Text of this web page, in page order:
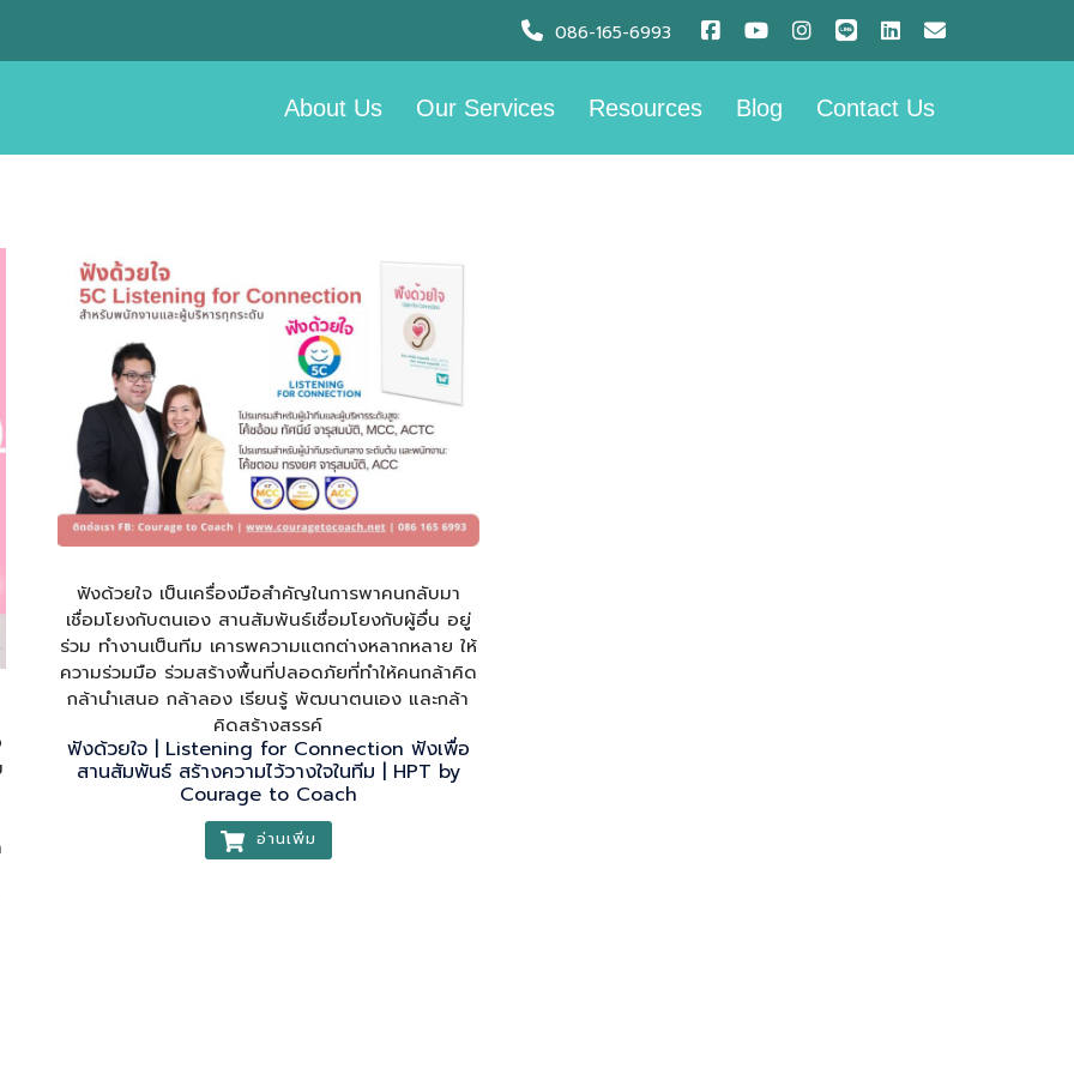
086-165-6993
About Us Our Services Resources Blog Contact Us
ฟังด้วยใจ เป็นเครื่องมือสำคัญในการพาคนกลับมา
เชื่อมโยงกับตนเอง สานสัมพันธ์เชื่อมโยงกับผู้อื่น อยู่
ร่วม ทำงานเป็นทีม เคารพความแตกต่างหลากหลาย ให้
ความร่วมมือ ร่วมสร้างพื้นที่ปลอดภัยที่ทำให้คนกล้าคิด
กล้านำเสนอ กล้าลอง เรียนรู้ พัฒนาตนเอง และกล้า
คิดสร้างสรรค์
ฟังด้วยใจ | Listening for Connection ฟังเพื่อ
สานสัมพันธ์ สร้างความไว้วางใจในทีม | HPT by
Courage to Coach
อ่านเพิ่ม